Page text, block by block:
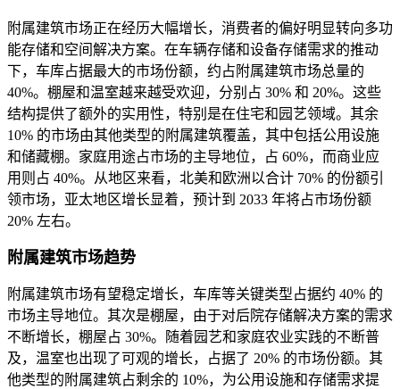
附属建筑市场正在经历大幅增长，消费者的偏好明显转向多功
能存储和空间解决方案。在车辆存储和设备存储需求的推动
下，车库占据最大的市场份额，约占附属建筑市场总量的
40%。棚屋和温室越来越受欢迎，分别占 30% 和 20%。这些
结构提供了额外的实用性，特别是在住宅和园艺领域。其余
10% 的市场由其他类型的附属建筑覆盖，其中包括公用设施
和储藏棚。家庭用途占市场的主导地位，占 60%，而商业应
用则占 40%。从地区来看，北美和欧洲以合计 70% 的份额引
领市场，亚太地区增长显着，预计到 2033 年将占市场份额
20% 左右。
附属建筑市场趋势
附属建筑市场有望稳定增长，车库等关键类型占据约 40% 的
市场主导地位。其次是棚屋，由于对后院存储解决方案的需求
不断增长，棚屋占 30%。随着园艺和家庭农业实践的不断普
及，温室也出现了可观的增长，占据了 20% 的市场份额。其
他类型的附属建筑占剩余的 10%，为公用设施和存储需求提